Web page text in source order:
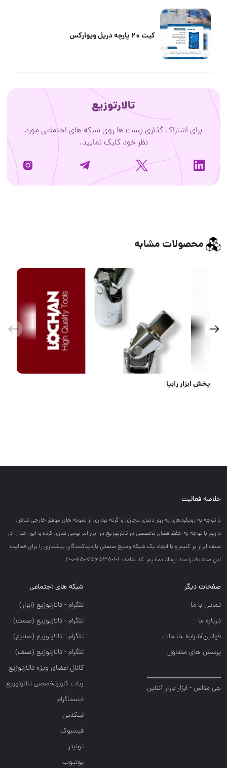
کیت ۲۰ پارچه دریل ویوارکس
تالارتوزیع
برای اشتراک گذاری پست ها روی شبکه های اجتماعی مورد
نظر خود کلیک نمایید.
محصولات مشابه
دم باریک ۷و ۸ اینچ واتا
خلاصه فعالیت
با توجه به رويكردهاي به روز دنياي مجازي و گرته برداري از نمونه هاي موفق خارجي تلاش
داريم با توجه به حفظ فضاي تخصصي در تالارتوزيع در اين امر بومي سازي كرده و اين خلا را در
صنف ابزار پر كنيم و با ايجاد يك شبكه وسيع صنعتي بازديدكنندگان بيشماري را براي فعاليت
اين صنف قدرتمند ايجاد نماييم. کد شامد: 1-1-756538-65-0-2
صفحات دیگر
تماس با ما
درباره ما
قوانین/شرایط خدمات
پرسش های متداول
جی متاس - ابزار بازار آنلاین
شبکه های اجتماعی
تلگرام - تالارتوزيع (ابزار)
تلگرام - تالارتوزيع (صمت)
تلگرام - تالارتوزيع (صنايع)
تلگرام - تالارتوزیع (صنف)
کانال اعضای ویژه تالارتوزیع
ربات کاربرتخصصی تالارتوزیع
اینستاگرام
لینکدین
فیسبوک
توئیتر
یوتیوب